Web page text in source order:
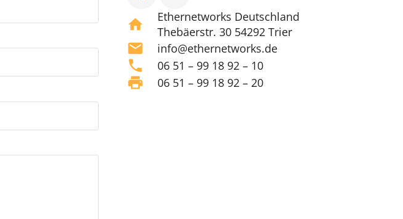
home
Ethernetworks Deutschland
Thebäerstr. 30 54292 Trier
mail info@ethernetworks.de
phone 06 51 – 99 18 92 – 10
print 06 51 – 99 18 92 – 20